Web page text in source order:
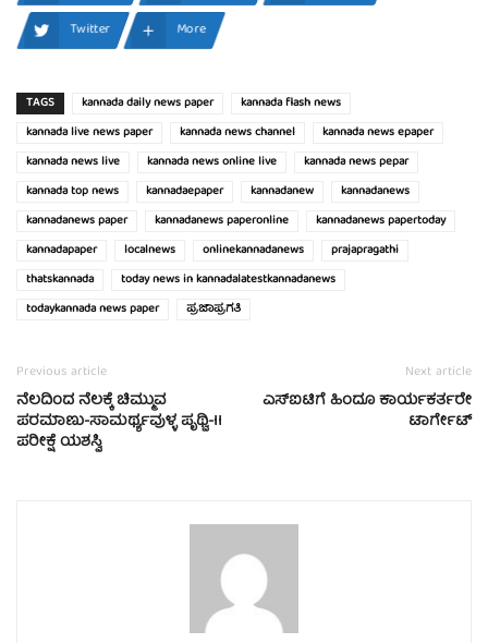
Twitter
More
TAGS kannada daily news paper
kannada flash news
kannada live news paper
kannada news channel
kannada news epaper
kannada news live
kannada news online live
kannada news pepar
kannada top news
kannadaepaper kannadanew
kannadanews
kannadanews paper
kannadanews paperonline
kannadanews papertoday
kannadapaper
localnews onlinekannadanews
prajapragathi
thatskannada
today news in kannadalatestkannadanews
todaykannada news paper
ಪ್ರಜಾಪ್ರಗತಿ
Previous article
ನೆಲದಿಂದ ನೆಲಕ್ಕೆ ಚಿಮ್ಮುವ
ಪರಮಾಣು-ಸಾಮರ್ಥ್ಯವುಳ್ಳ ಪೃಥ್ವಿ-II
ಪರೀಕ್ಷೆ ಯಶಸ್ವಿ
Next article
ಎಸ್‍ಐಟಿಗೆ ಹಿಂದೂ ಕಾರ್ಯಕರ್ತರೇ
ಟಾರ್ಗೇಟ್